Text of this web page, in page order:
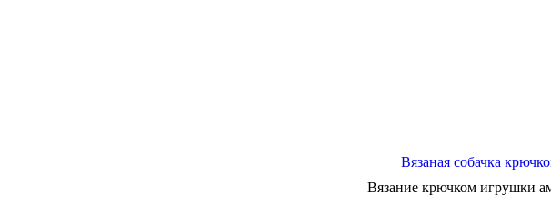
Вязаная собачка
Вязание крючком игрушки